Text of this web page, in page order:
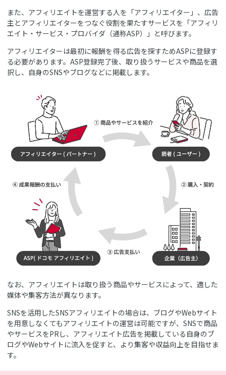
また、アフィリエイトを運営する人を「アフィリエイター」、広告
主とアフィリエイターをつなぐ役割を果たすサービスを「アフィリ
エイト・サービス・プロバイダ（通称ASP）」と呼びます。
アフィリエイターは最初に報酬を得る広告を探すためASPに登録す
る必要があります。ASP登録完了後、取り扱うサービスや商品を選
択し、自身のSNSやブログなどに掲載します。
なお、アフィリエイトは取り扱う商品やサービスによって、適した
媒体や集客方法が異なります。
SNSを活用したSNSアフィリエイトの場合は、ブログやWebサイト
を用意しなくてもアフィリエイトの運営は可能ですが、SNSで商品
やサービスをPRし、アフィリエイト広告を掲載している自身のブ
ログやWebサイトに流入を促すと、より集客や収益向上を目指せま
す。